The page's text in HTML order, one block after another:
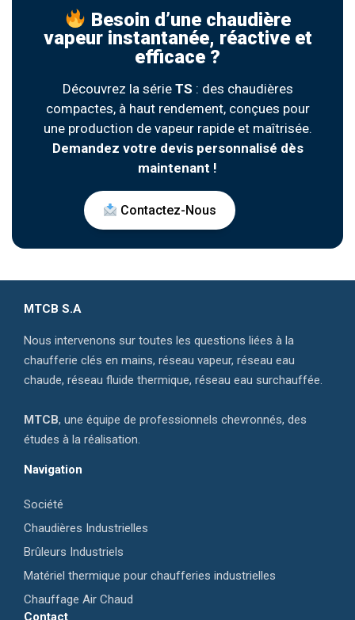
Besoin d’une chaudière
vapeur instantanée, réactive et
efficace ?
Découvrez la série TS : des chaudières
compactes, à haut rendement, conçues pour
une production de vapeur rapide et maîtrisée.
Demandez votre devis personnalisé dès
maintenant !
Contactez-Nous
MTCB S.A
Nous intervenons sur toutes les questions liées à la
chaufferie clés en mains, réseau vapeur, réseau eau
chaude, réseau fluide thermique, réseau eau surchauffée.
MTCB, une équipe de professionnels chevronnés, des
études à la réalisation.
Navigation
Société
Chaudières Industrielles
Brûleurs Industriels
Matériel thermique pour chaufferies industrielles
Chauffage Air Chaud
Contact